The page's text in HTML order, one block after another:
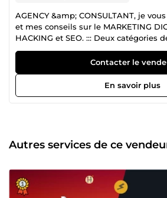
AGENCY &amp; CONSULTANT, je
et mes conseils sur le MARKETING
HACKING et SEO. ::: Deux catégories de SERVICES des
FORMATIONS &amp; PRESTATION DE SERVICES en
entreprise, site ou compte de
votre BRANDING essentiel en 2026. FORMATIONS : Je vous
mental de GAGNANT et PASSER A
&amp; CONSULTANT BHM
Contacter le
En savoir plus
Autres services de ce